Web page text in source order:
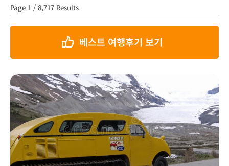
Page 1 / 8,717 Results
베스트 여행후기 보기